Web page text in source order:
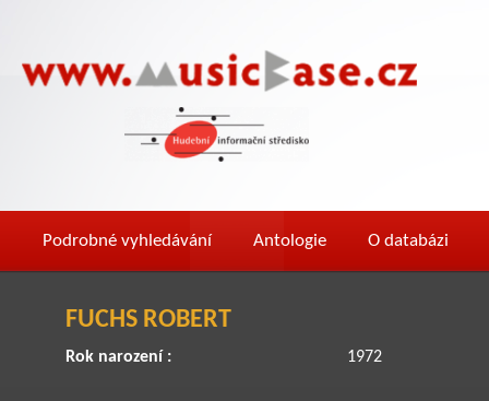
Podrobné vyhledávání Antologie O databázi
FUCHS ROBERT
Rok narození : 1972